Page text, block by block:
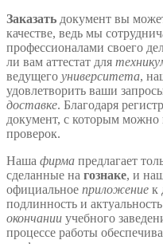
Заказать документ вы
качестве, ведь мы
профессионалами своего
ли вам аттестат для
ведущего университета,
удовлетворить ваши
доставке. Благодаря
документ, с которым можно
проверок.
Наша фирма предлагает
сделанные на гознаке, и
официальное приложение к
подлинность и
окончании учебного
процессе работы